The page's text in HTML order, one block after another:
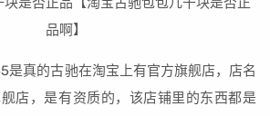
是真的古驰在淘宝上有官方旗舰店，店名
店，是有资质的，该店铺里的东西都是